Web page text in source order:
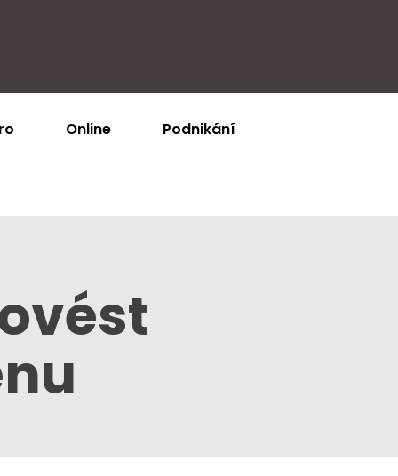
Online Podnikání